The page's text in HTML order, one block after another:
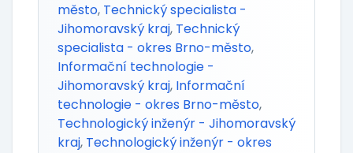
město, Technický specialista -
Jihomoravský kraj, Technický
specialista - okres Brno-město,
Informační technologie -
Jihomoravský kraj, Informační
technologie - okres Brno-město,
Technologický inženýr - Jihomoravský
kraj, Technologický inženýr - okres